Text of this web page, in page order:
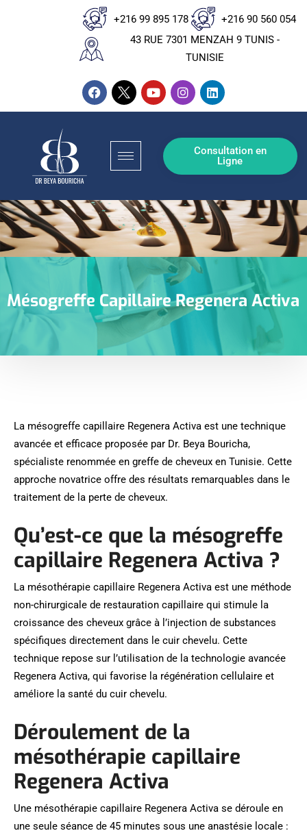
+216 99 895 178
+216 90 560 054
43 RUE 7301 MENZAH 9 TUNIS -
TUNISIE
Consultation en
Ligne
Mésogreffe Capillaire Regenera Activa
La mésogreffe capillaire Regenera Activa est une technique
avancée et efficace proposée par Dr. Beya Bouricha,
spécialiste renommée en greffe de cheveux en Tunisie. Cette
approche novatrice offre des résultats remarquables dans le
traitement de la perte de cheveux.
Qu’est-ce que la mésogreffe
capillaire Regenera Activa ?
La mésothérapie capillaire Regenera Activa est une méthode
non-chirurgicale de restauration capillaire qui stimule la
croissance des cheveux grâce à l’injection de substances
spécifiques directement dans le cuir chevelu. Cette
technique repose sur l’utilisation de la technologie avancée
Regenera Activa, qui favorise la régénération cellulaire et
améliore la santé du cuir chevelu.
Déroulement de la
mésothérapie capillaire
Regenera Activa
Une mésothérapie capillaire Regenera Activa se déroule en
une seule séance de 45 minutes sous une anastésie locale :